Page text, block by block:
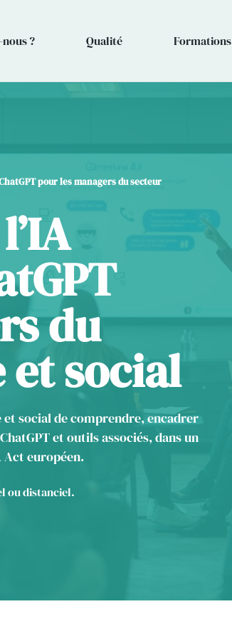
? Qualité Formations
pour les managers du secteur
du
social
social de comprendre, encadrer
et outils associés, dans un
Act européen.
ou distanciel.